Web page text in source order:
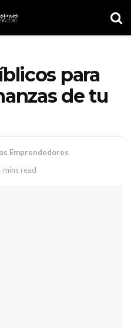
para
de tu
Emprendedores
mins read